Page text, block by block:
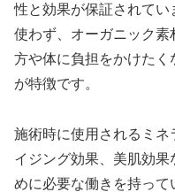
性と効果が保証されてい
使わず、オーガニック
方や体に負担をかけた
が特徴です。
施術時に使用されるミ
イジング効果、美肌効
めに必要な働きを持っ